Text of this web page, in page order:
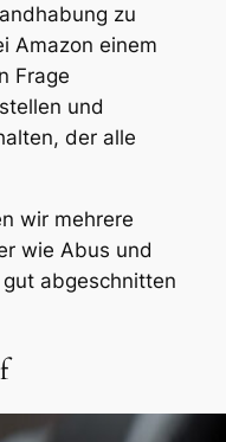
zu
Amazon einem
Frage
und
der alle
wir mehrere
wie Abus und
abgeschnitten